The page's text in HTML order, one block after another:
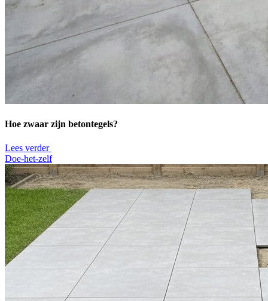
Hoe zwaar zijn betontegels?
Lees verder
Doe-het-zelf